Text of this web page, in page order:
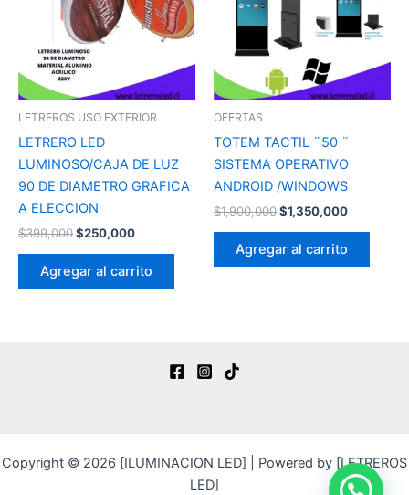
LETREROS USO EXTERIOR
LETRERO LED
LUMINOSO/CAJA DE LUZ
90 DE DIAMETRO GRAFICA
A ELECCION
$399,000$250,000
Agregar al carrito
OFERTAS
TOTEM TACTIL ¨50 ¨
SISTEMA OPERATIVO
ANDROID /WINDOWS
$1,900,000$1,350,000
Agregar al carrito
Copyright © 2026 [ILUMINACION LED] | Powered by [LETREROS
LED]